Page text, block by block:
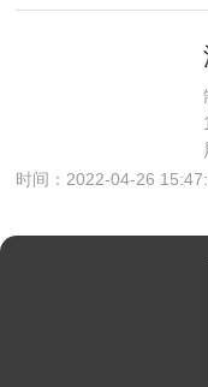
时间：2022-04-26